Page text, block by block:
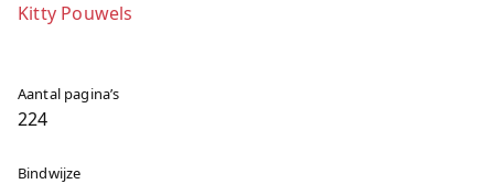
Kitty Pouwels
Aantal pagina’s
224
Bindwijze